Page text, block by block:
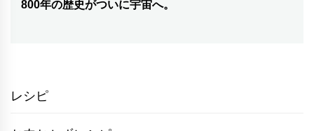
ー
ン
800年の歴史がついに宇宙へ。
レシピ